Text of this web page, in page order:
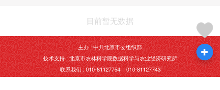
目前暂无数据
主办 : 中共北京市委组织部
技术支持 : 北京市农林科学院数据科学与农业经济研究所
联系我们 : 010-81127754 010-81127743